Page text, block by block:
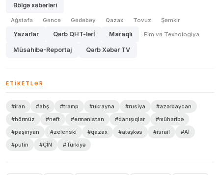
Bölgə xəbərləri
Ağstafa Gəncə Gədəbəy Qazax Tovuz Şəmkir
Yazarlar Qərb QHT-lərİ Maraqlı Elm və Texnologiya
Müsahibə-Reportaj Qərb Xəbər TV
ETIKETLƏR
#iran #abş #tramp #ukrayna #rusiya
#azərbaycan
#hörmüz
#neft #ermənistan #danışıqlar
#müharibə
#paşinyan
#zelenski #qazax #atəşkəs #israil
#Aİ
#putin
#ÇİN #Türkiyə